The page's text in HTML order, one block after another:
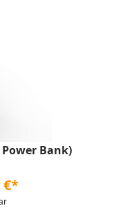
Bank)
€*